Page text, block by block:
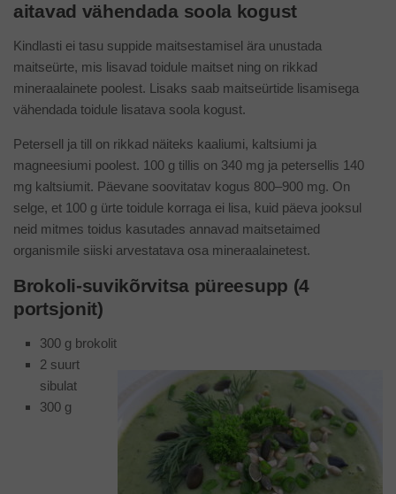
aitavad vähendada soola kogust
Kindlasti ei tasu suppide maitsestamisel ära unustada
maitseürte, mis lisavad toidule maitset ning on rikkad
mineraalainete poolest. Lisaks saab maitseürtide lisamisega
vähendada toidule lisatava soola kogust.
Petersell ja till on rikkad näiteks kaaliumi, kaltsiumi ja
magneesiumi poolest. 100 g tillis on 340 mg ja petersellis 140
mg kaltsiumit. Päevane soovitatav kogus 800–900 mg. On
selge, et 100 g ürte toidule korraga ei lisa, kuid päeva jooksul
neid mitmes toidus kasutades annavad maitsetaimed
organismile siiski arvestatava osa mineraalainetest.
Brokoli-suvikõrvitsa püreesupp (4
portsjonit)
300 g brokolit
2 suurt
sibulat
300 g